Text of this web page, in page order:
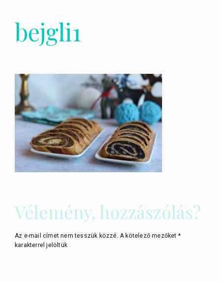
bejgli1
Vélemény, hozzászólás?
Az e-mail címet nem tesszük közzé. A kötelező mezőket *
karakterrel jelöltük